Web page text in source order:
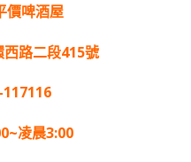
價啤酒屋
路二段415號
凌晨3:00